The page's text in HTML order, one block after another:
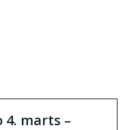
4. marts –